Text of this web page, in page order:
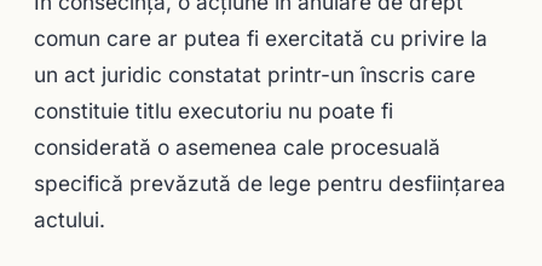
comun care ar putea fi exercitată cu privire la
un act juridic constatat printr-un înscris care
constituie titlu executoriu nu poate fi
considerată o asemenea cale procesuală
specifică prevăzută de lege pentru desfiinţarea
actului.